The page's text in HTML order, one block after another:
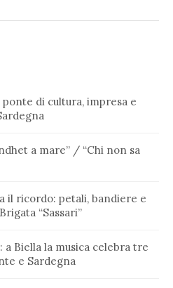
di cultura, impresa e
a mare” / “Chi non sa
il ricordo: petali, bandiere e
“Sassari”
a Biella la musica celebra tre
e Sardegna